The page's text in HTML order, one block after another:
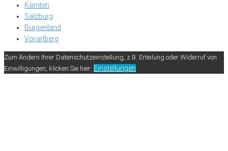
Kärnten
Salzburg
Burgenland
Vorarlberg
Zum Ändern Ihrer Datenschutzeinstellung, z.B. Erteilung oder Widerruf von
Einwilligungen, klicken Sie hier: Einstellungen